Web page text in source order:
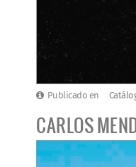
Publicado en
CARLOS